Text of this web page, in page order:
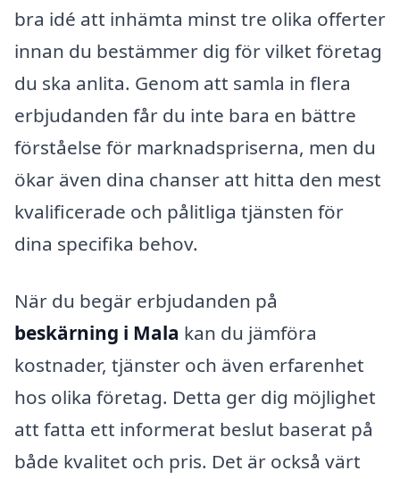
bra idé att inhämta minst tre olika offerter
innan du bestämmer dig för vilket företag
du ska anlita. Genom att samla in flera
erbjudanden får du inte bara en bättre
förståelse för marknadspriserna, men du
ökar även dina chanser att hitta den mest
kvalificerade och pålitliga tjänsten för
dina specifika behov.
När du begär erbjudanden på
beskärning i Mala kan du jämföra
kostnader, tjänster och även erfarenhet
hos olika företag. Detta ger dig möjlighet
att fatta ett informerat beslut baserat på
både kvalitet och pris. Det är också värt